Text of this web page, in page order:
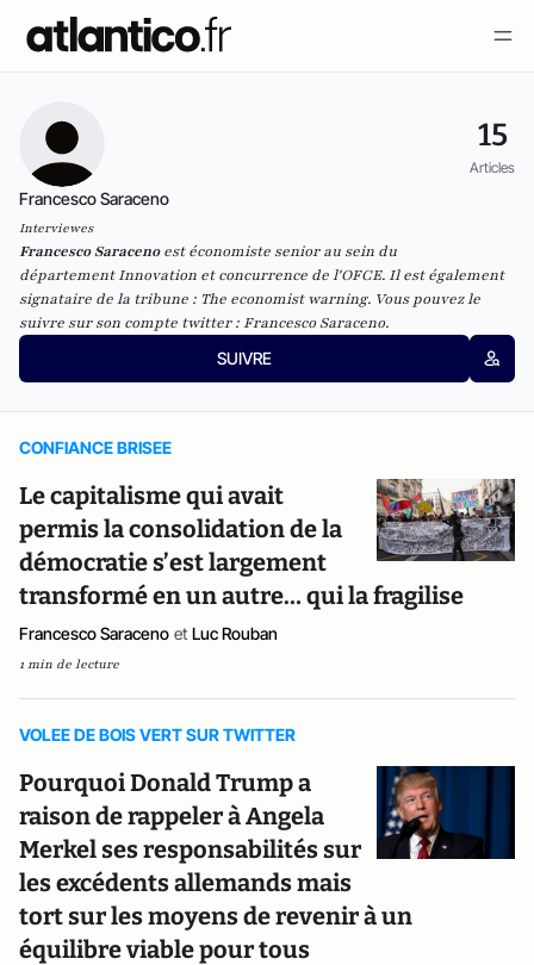
15
Articles
Francesco Saraceno
Interviewes
Francesco Saracenoest économiste senior au sein du
départementInnovation et concurrence de l'OFCE. Il est également
signataire de la tribune : The economist warning. Vous pouvez le
suivre sur son compte twitter :Francesco Saraceno.
SUIVRE
CONFIANCE BRISEE
Le capitalisme qui avait
permis la consolidation de la
démocratie s’est largement
transformé en un autre… qui la fragilise
Francesco Saraceno et Luc Rouban
1 min de lecture
VOLEE DE BOIS VERT SUR TWITTER
Pourquoi Donald Trump a
raison de rappeler à Angela
Merkel ses responsabilités sur
les excédents allemands mais
tort sur les moyens de revenir à un
équilibre viable pour tous